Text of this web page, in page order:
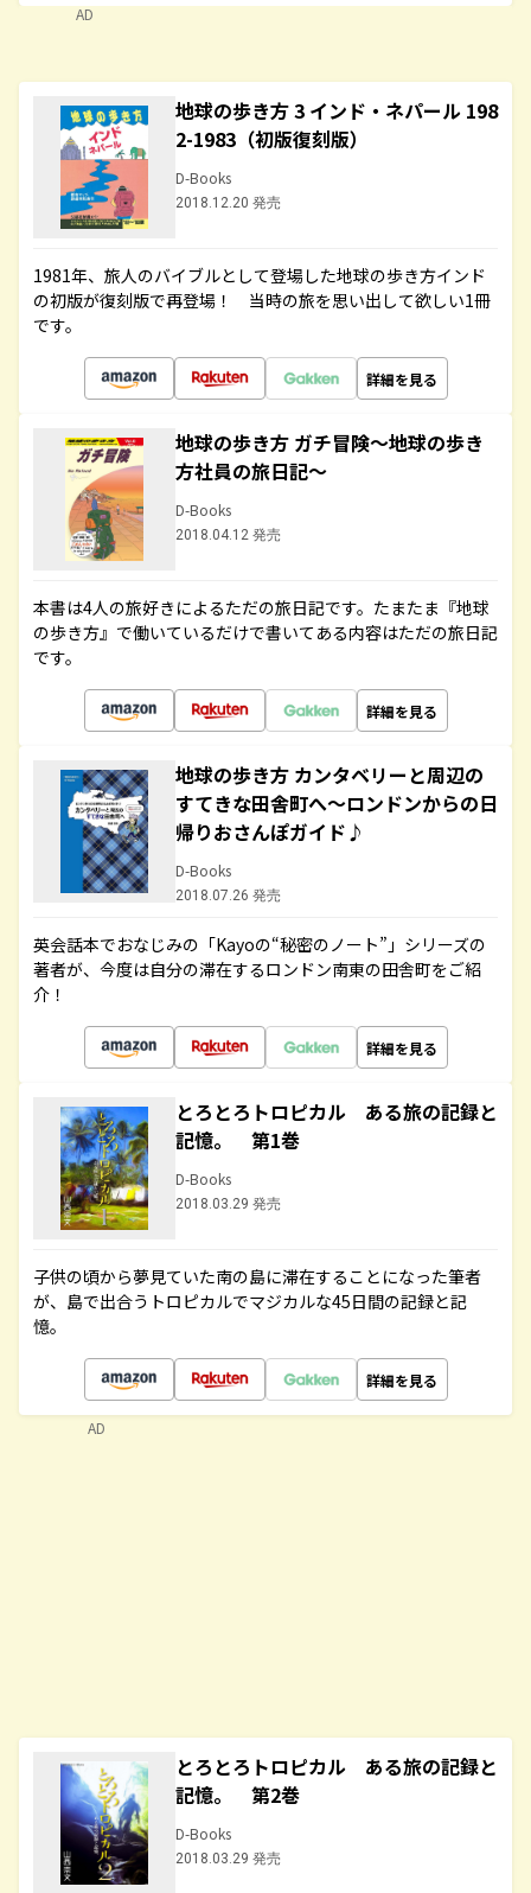
AD
地球の歩き方 3 インド・ネパール 198
2-1983（初版復刻版）
D-Books
2018.12.20 発売
1981年、旅人のバイブルとして登場した地球の歩き方インド
の初版が復刻版で再登場！ 当時の旅を思い出して欲しい1冊
です。
詳細を見る
地球の歩き方 ガチ冒険～地球の歩き
方社員の旅日記～
D-Books
2018.04.12 発売
本書は4人の旅好きによるただの旅日記です。たまたま『地球
の歩き方』で働いているだけで書いてある内容はただの旅日記
です。
詳細を見る
地球の歩き方 カンタベリーと周辺の
すてきな田舎町へ～ロンドンからの日
帰りおさんぽガイド♪
D-Books
2018.07.26 発売
英会話本でおなじみの「Kayoの“秘密のノート”」シリーズの
著者が、今度は自分の滞在するロンドン南東の田舎町をご紹
介！
詳細を見る
とろとろトロピカル ある旅の記録と
記憶。 第1巻
D-Books
2018.03.29 発売
子供の頃から夢見ていた南の島に滞在することになった筆者
が、島で出合うトロピカルでマジカルな45日間の記録と記
憶。
詳細を見る
とろとろトロピカル ある旅の記録と
記憶。 第2巻
D-Books
2018.03.29 発売
AD